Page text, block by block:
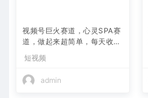
道，做起来超简单，每天收益
800+